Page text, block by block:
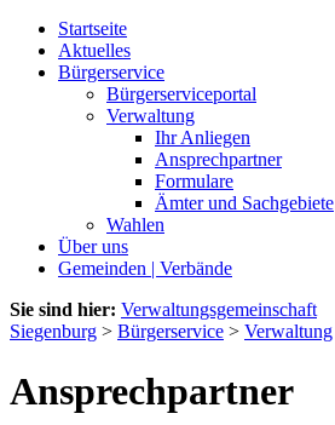
Startseite
Aktuelles
Bürgerservice
Bürgerserviceportal
Verwaltung
Ihr Anliegen
Ansprechpartner
Formulare
Ämter und Sachgebiete
Wahlen
Über uns
Gemeinden | Verbände
Sie sind hier: Verwaltungsgemeinschaft
Siegenburg > Bürgerservice > Verwaltung
Ansprechpartner